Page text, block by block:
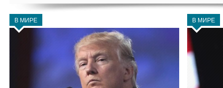
В МИРЕ В МИРЕ